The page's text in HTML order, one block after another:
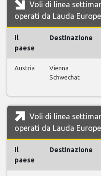
Voli di linea
operati da Lauda Europe
il
paese
Destinazione
Austria
Vienna
Schwechat
Voli di linea
operati da Lauda Europe
il
paese
Destinazione